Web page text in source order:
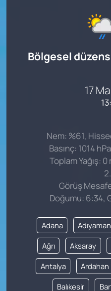
Bölgesel
17
Nem: %61,
Basınç: 1014
Toplam Yağış:
Görüş
Doğumu: 6:34,
Adana Adıyaman
Ağrı Aksaray
Antalya Ardahan
Balıkesir